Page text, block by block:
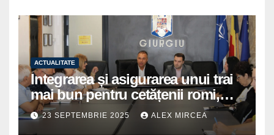
ACTUALITATE
Integrarea și asigurarea unui trai
mai bun pentru cetățenii romi,
prioritate pentru instituțiile
publice giurgiuvene
23 SEPTEMBRIE 2025 ALEX MIRCEA